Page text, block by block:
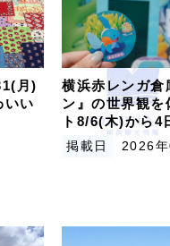
月)
いい
横浜赤レンガ
ン』の世界観を
ト8/6(木)から4
掲載日 2026